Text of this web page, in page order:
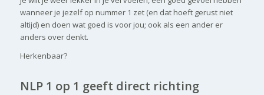
wanneer je jezelf op nummer 1 zet (en dat hoeft gerust niet
altijd) en doen wat goed is voor jou; ook als een ander er
anders over denkt.
Herkenbaar?
NLP 1 op 1 geeft direct richting